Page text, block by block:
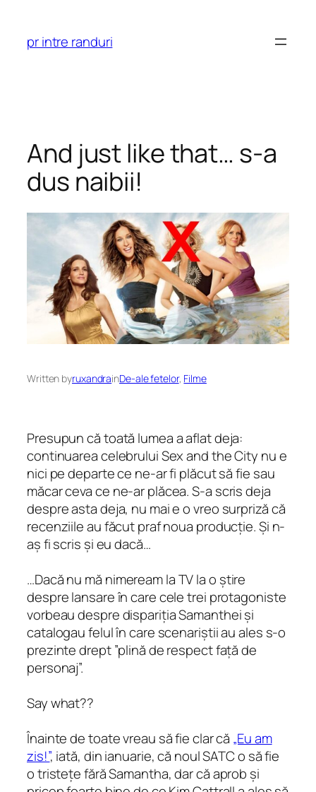
content
pr intre randuri
And just like that… s-a
dus naibii!
Written byruxandrainDe-ale fetelor, Filme
Presupun că toată lumea a aflat deja:
continuarea celebrului Sex and the City nu e
nici pe departe ce ne-ar fi plăcut să fie sau
măcar ceva ce ne-ar plăcea. S-a scris deja
despre asta deja, nu mai e o vreo surpriză că
recenziile au făcut praf noua producție. Și n-
aș fi scris și eu dacă…
…Dacă nu mă nimeream la TV la o știre
despre lansare în care cele trei protagoniste
vorbeau despre dispariția Samanthei și
catalogau felul în care scenariștii au ales s-o
prezinte drept ”plină de respect față de
personaj”.
Say what??
Înainte de toate vreau să fie clar că „Eu am
zis!”, iată, din ianuarie, că noul SATC o să fie
o tristețe fără Samantha, dar că aprob și